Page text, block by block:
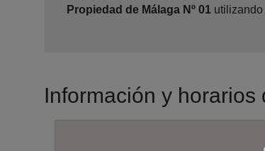
Propiedad de Málaga Nº 01
Información y horarios